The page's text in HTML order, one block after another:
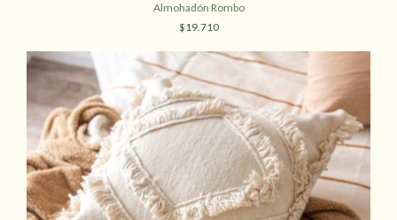
Almohadón Rombo
$19.710